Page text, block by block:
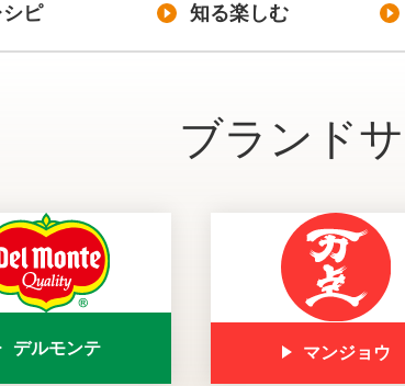
シピ 知る楽しむ
ブランド
デルモンテ マンジョウ